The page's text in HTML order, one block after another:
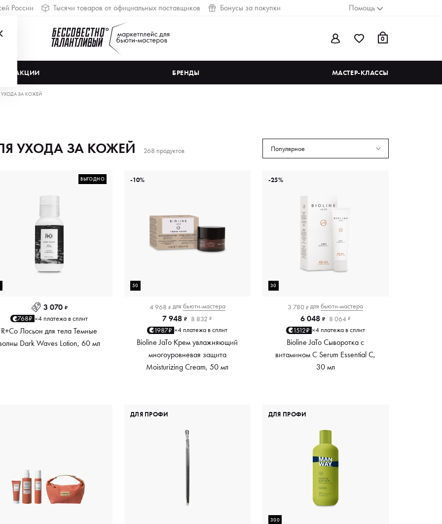
России Тысячи товаров от официальных поставщиков Бонусы за покупки Помощь
0
АКЦИИ БРЕНДЫ МАСТЕР-КЛАССЫ
УХОДА ЗА КОЖЕЙ
УХОДА ЗА КОЖЕЙ 268 продуктов Популярное
ВЫГОДНО
3 070 ₽
768₽ ×4 платежа в сплит
R+Co Лосьон для тела Темные
Dark Waves Lotion, 60 мл
50
4 968 ₽ для бьюти-мастера
7 948 ₽ 8 832 ₽
1987₽ ×4 платежа в сплит
Bioline JaTo Крем увлажняющий
многоуровневая защита
Moisturizing Cream, 50 мл
-10%
30
3 780 ₽ для бьюти-мастера
6 048 ₽ 8 064 ₽
1512₽ ×4 платежа в сплит
Bioline JaTo Сыворотка с
витамином С Serum Essential C,
30 мл
-25%
ДЛЯ ПРОФИ
300
ДЛЯ ПРОФИ